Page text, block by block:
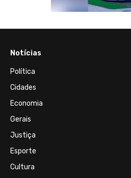
Notícias
Política
Cidades
Economia
Gerais
Justiça
Esporte
Cultura